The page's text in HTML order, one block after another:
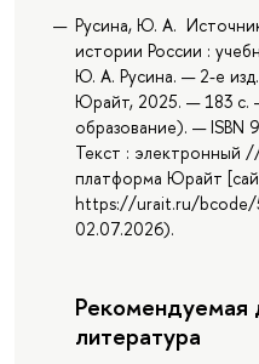
Русина, Ю. А.
истории России :
Ю. А. Русина. — 2-е
Юрайт, 2025. — 183 с.
образование). —
Текст : электронный
платформа Юрайт
https://urait.ru/bcode/
02.07.2026).
Рекомендуемая
литература